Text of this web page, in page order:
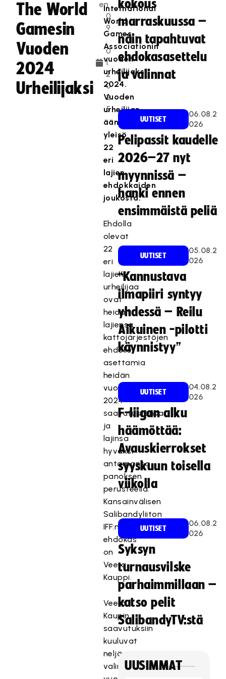
The World
Gamesin
Vuoden
2024
Urheilijaksi
en
0
9
.
0
1.
2
0
2
5
International
World
Games
Associationin
vuoden
urheilijaksi
2024.
Vuoden
urheilijan
äänestää
yleisö
22
eri
lajien
ehdokkaiden
joukosta.
Ehdolla
olevat
22
eri
lajien
urheilijaa
ovat
heidän
lajiensa
kattojärjestöjen
ehdolle
asettamia
heidän
vuoden
2024
saavutustensa
ja
lajinsa
hyväksi
antamansa
panoksen
perusteella.
Kansainvälisen
Salibandyliiton
IFF:n
ehdokas
on
Veera
Kauppi.
Veera
Kaupin
saavutuksiin
kuuluvat
neljä
valintaa
kokous
marraskuussa –
näin tapahtuvat
ehdokasasettelu
ja valinnat
UUTISET
06.08.2
026
Pelipassit kaudelle
2026–27 nyt
myynnissä –
hanki ennen
ensimmäistä peliä
UUTISET
05.08.2
026
“Kannustava
ilmapiiri syntyy
yhdessä – Reilu
Aikuinen -pilotti
käynnistyy”
UUTISET
04.08.2
026
F-liigan alku
häämöttää:
Avauskierrokset
syyskuun toisella
viikolla
UUTISET
06.08.2
026
Syksyn
turnausvilske
parhaimmillaan –
katso pelit
SalibandyTV:stä
UUSIMMAT